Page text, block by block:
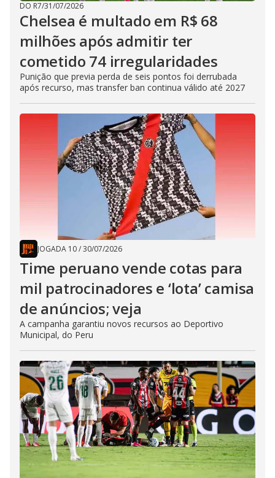
DO R7/31/07/2026
Chelsea é multado em R$ 68
milhões após admitir ter
cometido 74 irregularidades
Punição que previa perda de seis pontos foi derrubada
após recurso, mas transfer ban continua válido até 2027
JOGADA 10/30/07/2026
Time peruano vende cotas para
mil patrocinadores e ‘lota’ camisa
de anúncios; veja
A campanha garantiu novos recursos ao Deportivo
Municipal, do Peru